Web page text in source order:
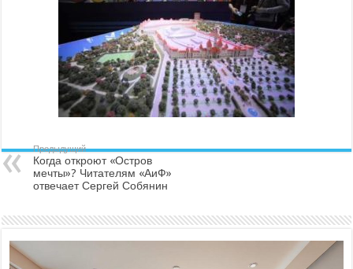
Предыдущий
Когда откроют «Остров
мечты»? Читателям «АиФ»
отвечает Сергей Собянин